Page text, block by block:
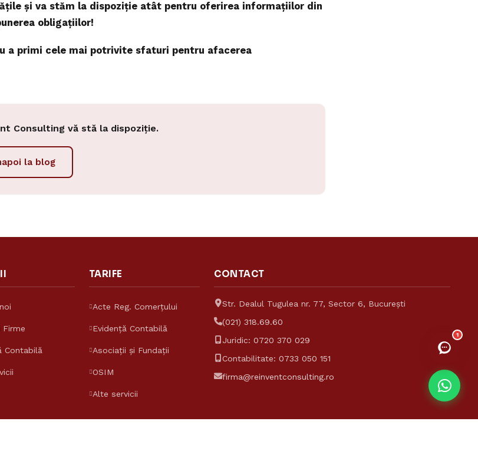
și va stăm la dispoziție atât pentru oferirea informațiilor din
obligațiilor!
a primi cele mai potrivite sfaturi pentru afacerea
Consulting vă stă la dispoziție.
la blog
Contabilă
TARIFE
Acte Reg. Comerțului
Evidență Contabilă
Asociații și Fundații
OSIM
Alte servicii
CONTACT
Str. Dealul Tugulea nr. 77, Sector 6, București
(021) 318.69.60
Juridic:0720 370 029
Contabilitate:0733 050 151
firma@reinventconsulting.ro
1